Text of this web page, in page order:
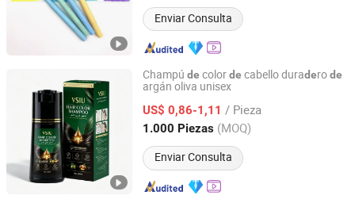
Enviar Consulta
Champú de colorde cabello duraderode
argán oliva unisex
US$ 0,86-1,11 / Pieza
1.000 Piezas (MOQ)
Enviar Consulta
Guangzhou Weiniya Cosmetics Co., Ltd.
Guangdong, China Desde 2025